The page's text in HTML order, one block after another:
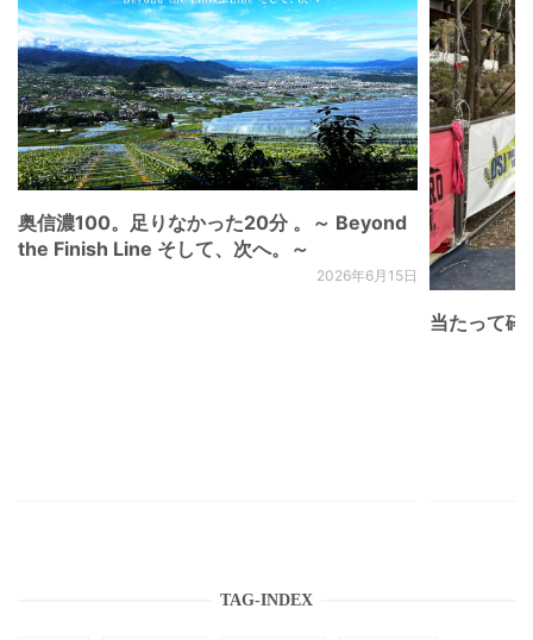
奥信濃100。足りなかった20分 。～ Beyond
the Finish Line そして、次へ。～
2026年6月15日
当たって砕
TAG-INDEX